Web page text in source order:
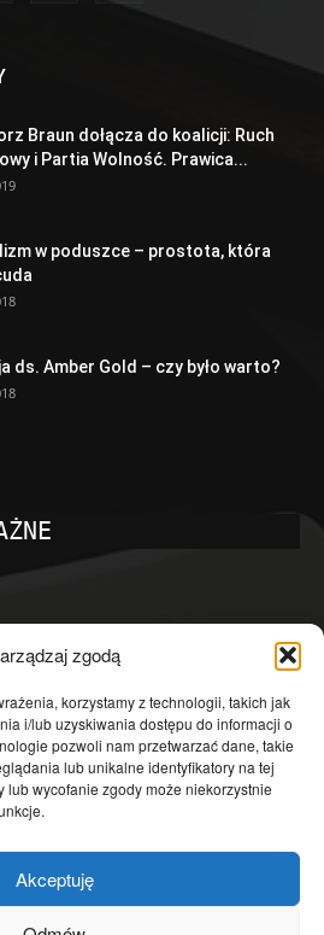
zgodą
korzystamy z technologii, takich jak
i/lub uzyskiwania dostępu do informacji o
pozwoli nam przetwarzać dane, takie
lub unikalne identyfikatory na tej
lub wycofanie zgody może niekorzystnie
Akceptuję
Braun dołącza do koalicji: Ruch
i Partia Wolność. Prawica...
w poduszce – prostota, która
ds. Amber Gold – czy było warto?
4601
4363
3639
2823